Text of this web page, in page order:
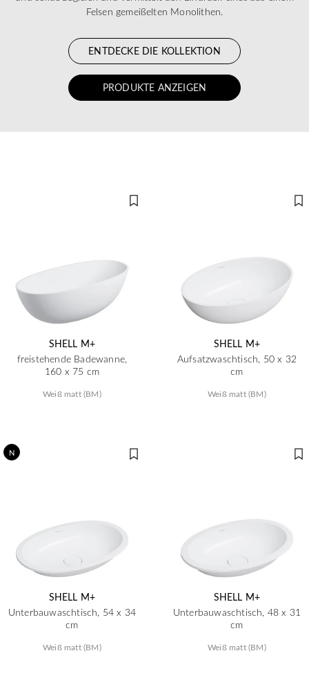
Felsen gemeißelten Monolithen.
ENTDECKE DIE KOLLEKTION
PRODUKTE ANZEIGEN
SHELL M+
freistehende Badewanne,
160 x 75 cm
Weiß matt (BM)
SHELL M+
Aufsatzwaschtisch, 50 x 32
cm
Weiß matt (BM)
N
SHELL M+
Unterbauwaschtisch, 54 x 34
cm
Weiß matt (BM)
SHELL M+
Unterbauwaschtisch, 48 x 31
cm
Weiß matt (BM)